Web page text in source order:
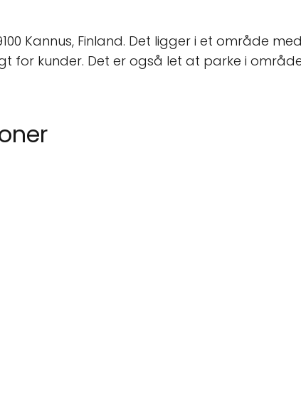
Kannus, Finland. Det ligger i et område
kunder. Det er også let at parke i